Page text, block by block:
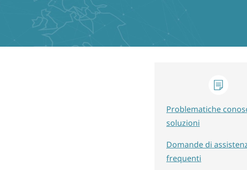
Problematiche
soluzioni
Domande di
frequenti